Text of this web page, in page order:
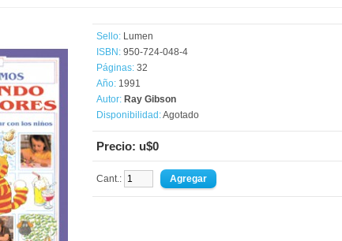
Sello: Lumen
ISBN: 950-724-048-4
Páginas: 32
Año: 1991
Autor: Ray Gibson
Disponibilidad:Agotado
Precio: u$0
Cant.: